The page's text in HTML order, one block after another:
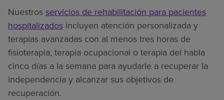
Nuestros servicios de rehabilitación para pacientes
hospitalizados incluyen atención personalizada y
terapias avanzadas con al menos tres horas de
fisioterapia, terapia ocupacional o terapia del habla
cinco días a la semana para ayudarle a recuperar la
independencia y alcanzar sus objetivos de
recuperación.